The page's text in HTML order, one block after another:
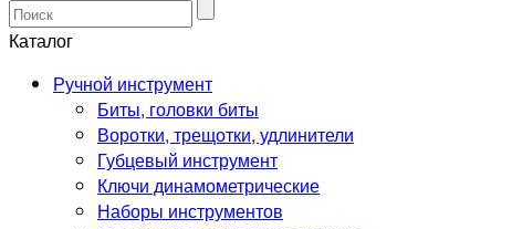
Каталог
Ручной инструмент
Биты, головки биты
Воротки, трещотки, удлинители
Губцевый инструмент
Ключи динамометрические
Наборы инструментов